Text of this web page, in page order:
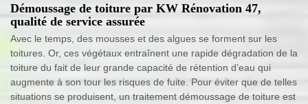
Démoussage de toiture par KW Rénovation 47,
qualité de service assurée
Avec le temps, des mousses et des algues se forment sur les
toitures. Or, ces végétaux entraînent une rapide dégradation de la
toiture du fait de leur grande capacité de rétention d’eau qui
augmente à son tour les risques de fuite. Pour éviter que de telles
situations se produisent, un traitement démoussage de toiture est